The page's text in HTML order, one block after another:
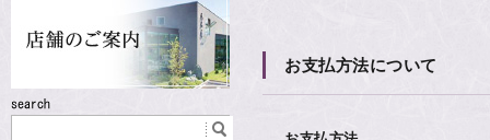
お支払方法について